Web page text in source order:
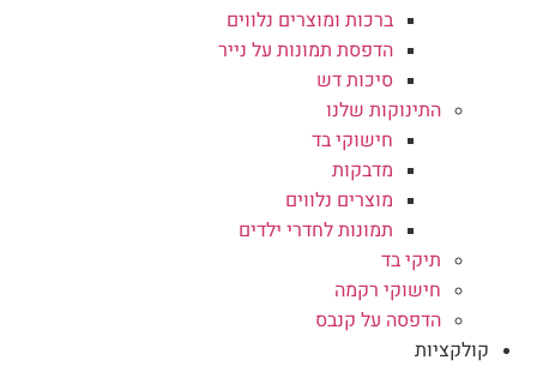
ברכות ומוצרים נלווים
הדפסת תמונות על נייר
סיכות דש
התינוקות שלנו
חישוקי בד
מדבקות
מוצרים נלווים
תמונות לחדרי ילדים
תיקי בד
חישוקי רקמה
הדפסה על קנבס
קולקציות